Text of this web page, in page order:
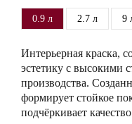
0.9 л 2.7 л 9
Интерьерная краска,
эстетику с высокими
производства.
формирует стойкое
подчёркивает